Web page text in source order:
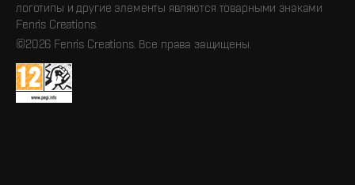
логотипы и другие элементы являются товарными знаками
Fenris Creations.
©2026 Fenris Creations. Все права защищены.